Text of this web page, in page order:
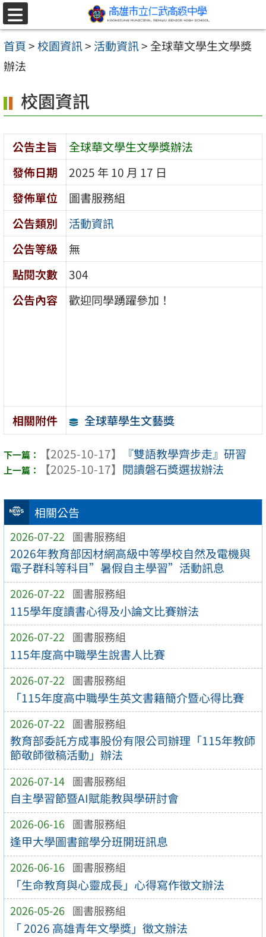
跳至主要內容區
選
單
首頁>校園資訊> 活動資訊> 全球華文學生文學獎
辦法
相關公告
2026-07-22 圖書服務組
2026年教育部因材網高級中等學校自然及電機與
電子群科等科目”暑假自主學習”活動訊息
2026-07-22 圖書服務組
115學年度讀書心得及小論文比賽辦法
2026-07-22 圖書服務組
115年度高中職學生說書人比賽
2026-07-22 圖書服務組
「115年度高中職學生英文書籍簡介暨心得比賽
2026-07-22 圖書服務組
教育部委託方成事股份有限公司辦理「115年教師
節敬師徵稿活動」辦法
2026-07-14 圖書服務組
自主學習節暨AI賦能教與學研討會
2026-06-16 圖書服務組
逢甲大學圖書館學分班開班訊息
2026-06-16 圖書服務組
「生命教育與心靈成長」心得寫作徵文辦法
2026-05-26 圖書服務組
「 2026 高雄青年文學獎」徵文辦法
校園資訊
公告主旨
全球華文學生文學獎辦法
發佈日期
2025 年 10 月 17 日
發佈單位
圖書服務組
公告類別
活動資訊
公告等級
無
點閱次數
304
公告內容
歡迎同學踴躍參加！
相關附件 全球華學生文藝獎
【2025-10-17】
『雙語教學齊步走』研習
【2025-10-17】 閱讀磐石獎選拔辦法